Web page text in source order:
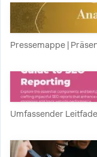
Pressemappe |
Umfassender